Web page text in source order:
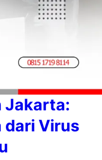
Jakarta:
dari Virus